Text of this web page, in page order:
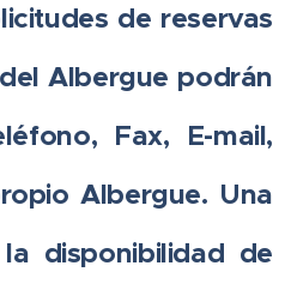
de reservas
Albergue podrán
Fax, E-mail,
Albergue. Una
disponibilidad de